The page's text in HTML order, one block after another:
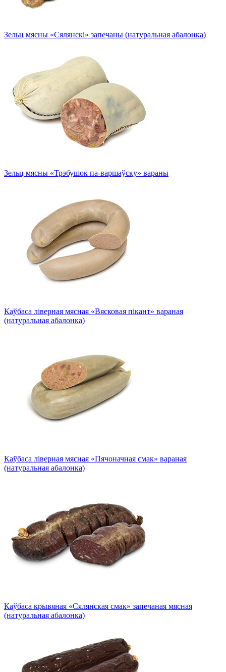
Зельц мясны «Сялянскі» запечаны (натуральная абалонка)
Зельц мясны «Трэбушок па-варшаўску» вараны
Каўбаса ліверная мясная «Вясковая пікант» вараная
(натуральная абалонка)
Каўбаса ліверная мясная «Пячоначная смак» вараная
(натуральная абалонка)
Каўбаса крывяная «Сялянская смак» запечаная мясная
(натуральная абалонка)